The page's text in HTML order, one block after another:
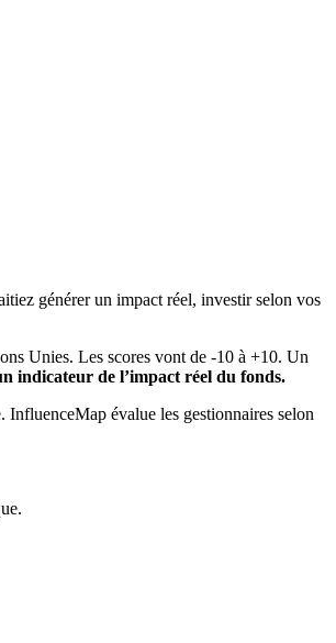
générer un impact réel, investir selon vos
Unies. Les scores vont de -10 à +10. Un
indicateur de l’impact réel du fonds.
évalue les gestionnaires selon